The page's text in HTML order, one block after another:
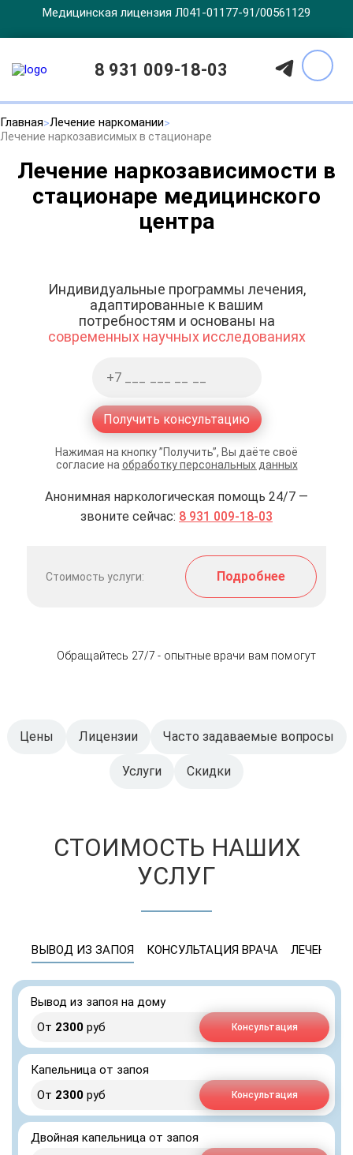
Медицинская лицензия Л041-01177-91/00561129
8 931 009-18-03
Главная Лечение наркомании
Лечение наркозависимых в стационаре
Лечение наркозависимости в
стационаре медицинского
центра
Индивидуальные программы лечения,
адаптированные к вашим
потребностям и основаны на
современных научных исследованиях
Получить консультацию
Нажимая на кнопку ”Получить”, Вы даёте своё
согласие на обработку персональных данных
Анонимная наркологическая помощь 24/7 —
звоните сейчас: 8 931 009-18-03
Стоимость услуги: Подробнее
Обращайтесь 27/7 - опытные врачи вам помогут
Цены Лицензии Часто задаваемые вопросы
Услуги Скидки
СТОИМОСТЬ НАШИХ
УСЛУГ
ВЫВОД ИЗ ЗАПОЯ КОНСУЛЬТАЦИЯ ВРАЧА ЛЕЧЕНИЕ
Вывод из запоя на дому
От 2300 руб Консультация
Капельница от запоя
От 2300 руб Консультация
Двойная капельница от запоя